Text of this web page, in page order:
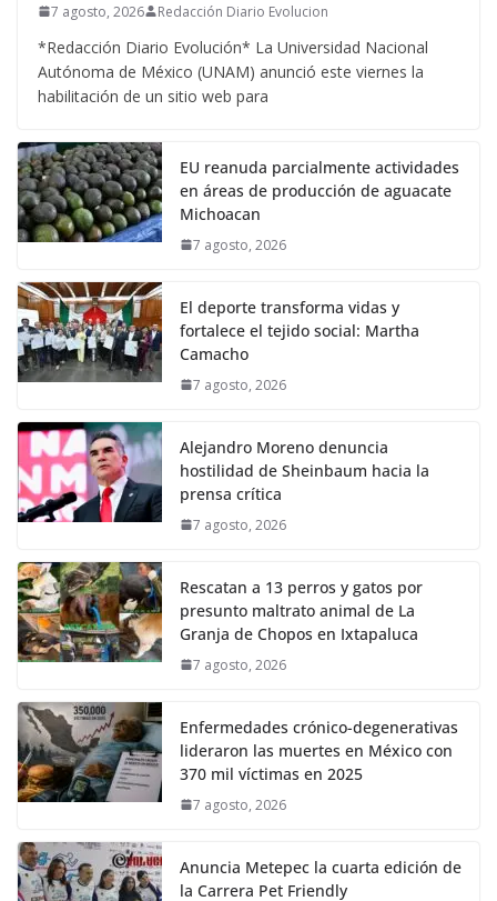
7 agosto, 2026 Redacción Diario Evolucion
*Redacción Diario Evolución* La Universidad Nacional
Autónoma de México (UNAM) anunció este viernes la
habilitación de un sitio web para
EU reanuda parcialmente actividades
en áreas de producción de aguacate
Michoacan
7 agosto, 2026
El deporte transforma vidas y
fortalece el tejido social: Martha
Camacho
7 agosto, 2026
Alejandro Moreno denuncia
hostilidad de Sheinbaum hacia la
prensa crítica
7 agosto, 2026
Rescatan a 13 perros y gatos por
presunto maltrato animal de La
Granja de Chopos en Ixtapaluca
7 agosto, 2026
Enfermedades crónico-degenerativas
lideraron las muertes en México con
370 mil víctimas en 2025
7 agosto, 2026
Anuncia Metepec la cuarta edición de
la Carrera Pet Friendly